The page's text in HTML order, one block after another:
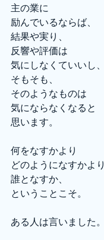
主の業に
励んでいるならば、
結果や実り、
反響や評価は
気にしなくていいし、
そもそも、
そのようなものは
気にならなくなると
思います。
何をなすかより
どのようになすかより
誰となすか、
ということこそ。
ある人は言いました。